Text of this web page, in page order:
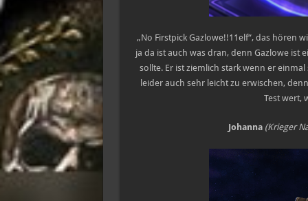
„No Firstpick Gazlowe!!11elf“, das hören
ja da ist auch was dran, denn Gazlowe ist
sollte. Er ist ziemlich stark wenn er
leider auch sehr leicht zu erwischen,
Test wert,
Johanna (Krieger